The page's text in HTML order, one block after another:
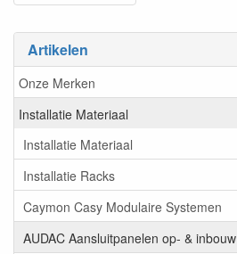
Artikelen
Onze Merken
Installatie Materiaal
Installatie Materiaal
Installatie Racks
Caymon Casy Modulaire Systemen
AUDAC Aansluitpanelen op- & inbouw